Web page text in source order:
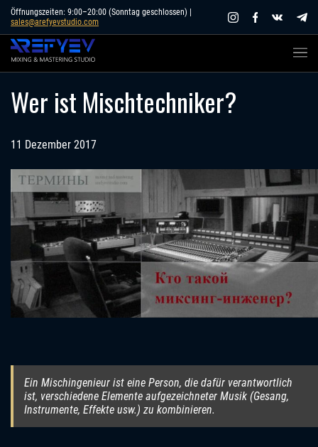
Skip
content
Öffnungszeiten: 9:00–20:00 (Sonntag geschlossen) |
sales@arefyevstudio.com
Wer ist Mischtechniker?
11 Dezember 2017
Ein Mischingenieur ist eine Person, die dafür verantwortlich
ist, verschiedene Elemente aufgezeichneter Musik (Gesang,
Instrumente, Effekte usw.) zu kombinieren.